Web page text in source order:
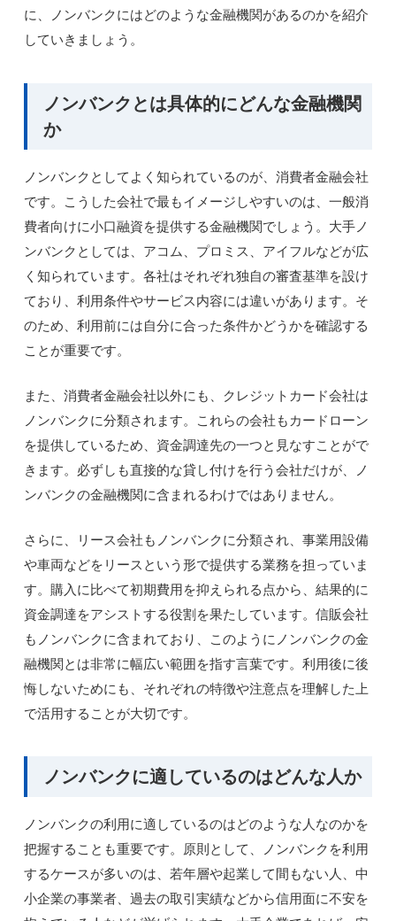
に、ノンバンクにはどのような金融機関があるのかを紹介
していきましょう。
ノンバンクとは具体的にどんな金融機関
か
ノンバンクとしてよく知られているのが、消費者金融会社
です。こうした会社で最もイメージしやすいのは、一般消
費者向けに小口融資を提供する金融機関でしょう。大手ノ
ンバンクとしては、アコム、プロミス、アイフルなどが広
く知られています。各社はそれぞれ独自の審査基準を設け
ており、利用条件やサービス内容には違いがあります。そ
のため、利用前には自分に合った条件かどうかを確認する
ことが重要です。
また、消費者金融会社以外にも、クレジットカード会社は
ノンバンクに分類されます。これらの会社もカードローン
を提供しているため、資金調達先の一つと見なすことがで
きます。必ずしも直接的な貸し付けを行う会社だけが、ノ
ンバンクの金融機関に含まれるわけではありません。
さらに、リース会社もノンバンクに分類され、事業用設備
や車両などをリースという形で提供する業務を担っていま
す。購入に比べて初期費用を抑えられる点から、結果的に
資金調達をアシストする役割を果たしています。信販会社
もノンバンクに含まれており、このようにノンバンクの金
融機関とは非常に幅広い範囲を指す言葉です。利用後に後
悔しないためにも、それぞれの特徴や注意点を理解した上
で活用することが大切です。
ノンバンクに適しているのはどんな人か
ノンバンクの利用に適しているのはどのような人なのかを
把握することも重要です。原則として、ノンバンクを利用
するケースが多いのは、若年層や起業して間もない人、中
小企業の事業者、過去の取引実績などから信用面に不安を